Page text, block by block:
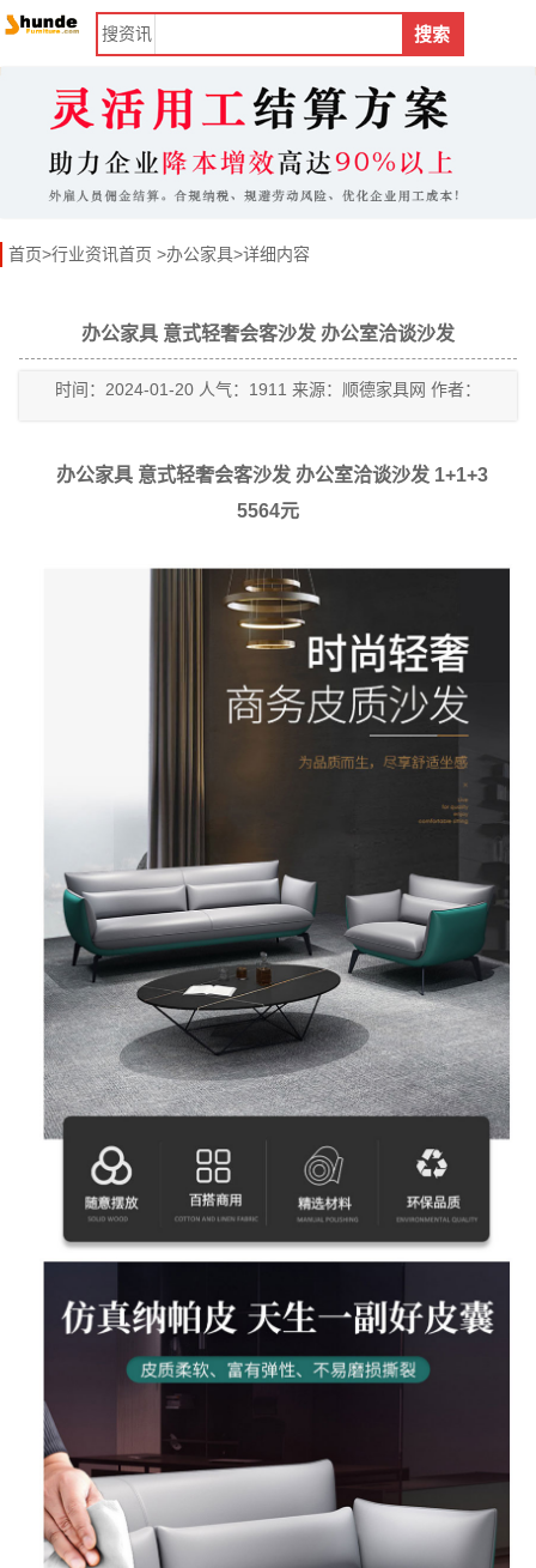
搜资讯 搜索
首页>行业资讯首页 >办公家具>详细内容
办公家具 意式轻奢会客沙发 办公室洽谈沙发
时间：2024-01-20 人气：1911 来源：顺德家具网 作者：
办公家具 意式轻奢会客沙发 办公室洽谈沙发 1+1+3
5564元